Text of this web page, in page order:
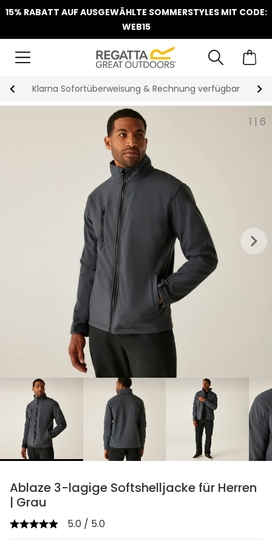
15% RABATT AUF AUSGEWÄHLTE SOMMERSTYLES MIT CODE:
WEB15
Klarna Sofortüberweisung & Rechnung verfügbar
1 | 6
keyboard_arrow_right
chevron_right
Ablaze 3-lagige Softshelljacke für Herren
| Grau
5.0 / 5.0